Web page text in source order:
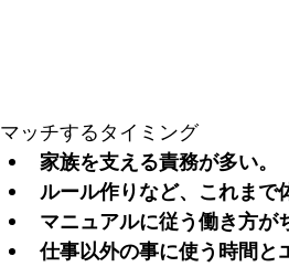
マッチするタイミング
家族を支える責務が多い。
ルール作りなど、これまで
マニュアルに従う働き方が
仕事以外の事に使う時間と